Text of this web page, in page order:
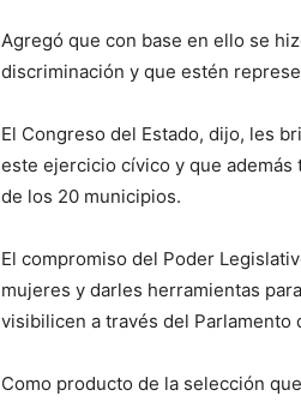
Agregó que con base en ello se
discriminación y que estén
El Congreso del Estado, dijo, les
este ejercicio cívico y que
de los 20 municipios.
El compromiso del Poder
mujeres y darles herramientas
visibilicen a través del Parlamento
Como producto de la selección